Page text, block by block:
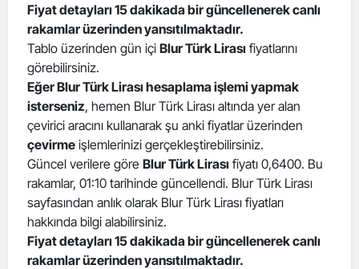
Fiyat detayları 15 dakikada bir güncellenerek canlı
rakamlar üzerinden yansıtılmaktadır.
Tablo üzerinden gün içi Blur Türk Lirası fiyatlarını
görebilirsiniz.
Eğer Blur Türk Lirası hesaplama işlemi yapmak
isterseniz, hemen Blur Türk Lirası altında yer alan
çevirici aracını kullanarak şu anki fiyatlar üzerinden
çevirme işlemlerinizi gerçekleştirebilirsiniz.
Güncel verilere göre Blur Türk Lirası fiyatı 0,6400. Bu
rakamlar, 01:10 tarihinde güncellendi. Blur Türk Lirası
sayfasından anlık olarak Blur Türk Lirası fiyatları
hakkında bilgi alabilirsiniz.
Fiyat detayları 15 dakikada bir güncellenerek canlı
rakamlar üzerinden yansıtılmaktadır.